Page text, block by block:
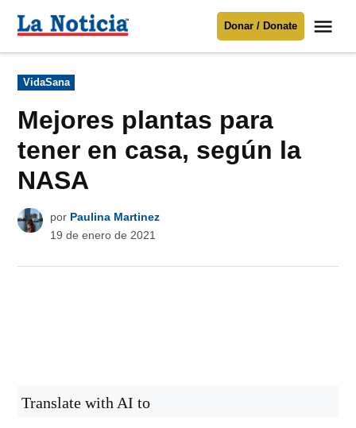
Para mantenerte informado necesitamos
Donar
contenido
Noticia
Donar / Donate
Publicado
en
VidaSana
Mejores plantas para
tener en casa, según la
NASA
por Paulina Martinez
19 de enero de 2021
Translate with AI to